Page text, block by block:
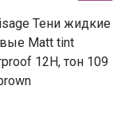
Тени жидкие
Matt tint
12H, тон 109